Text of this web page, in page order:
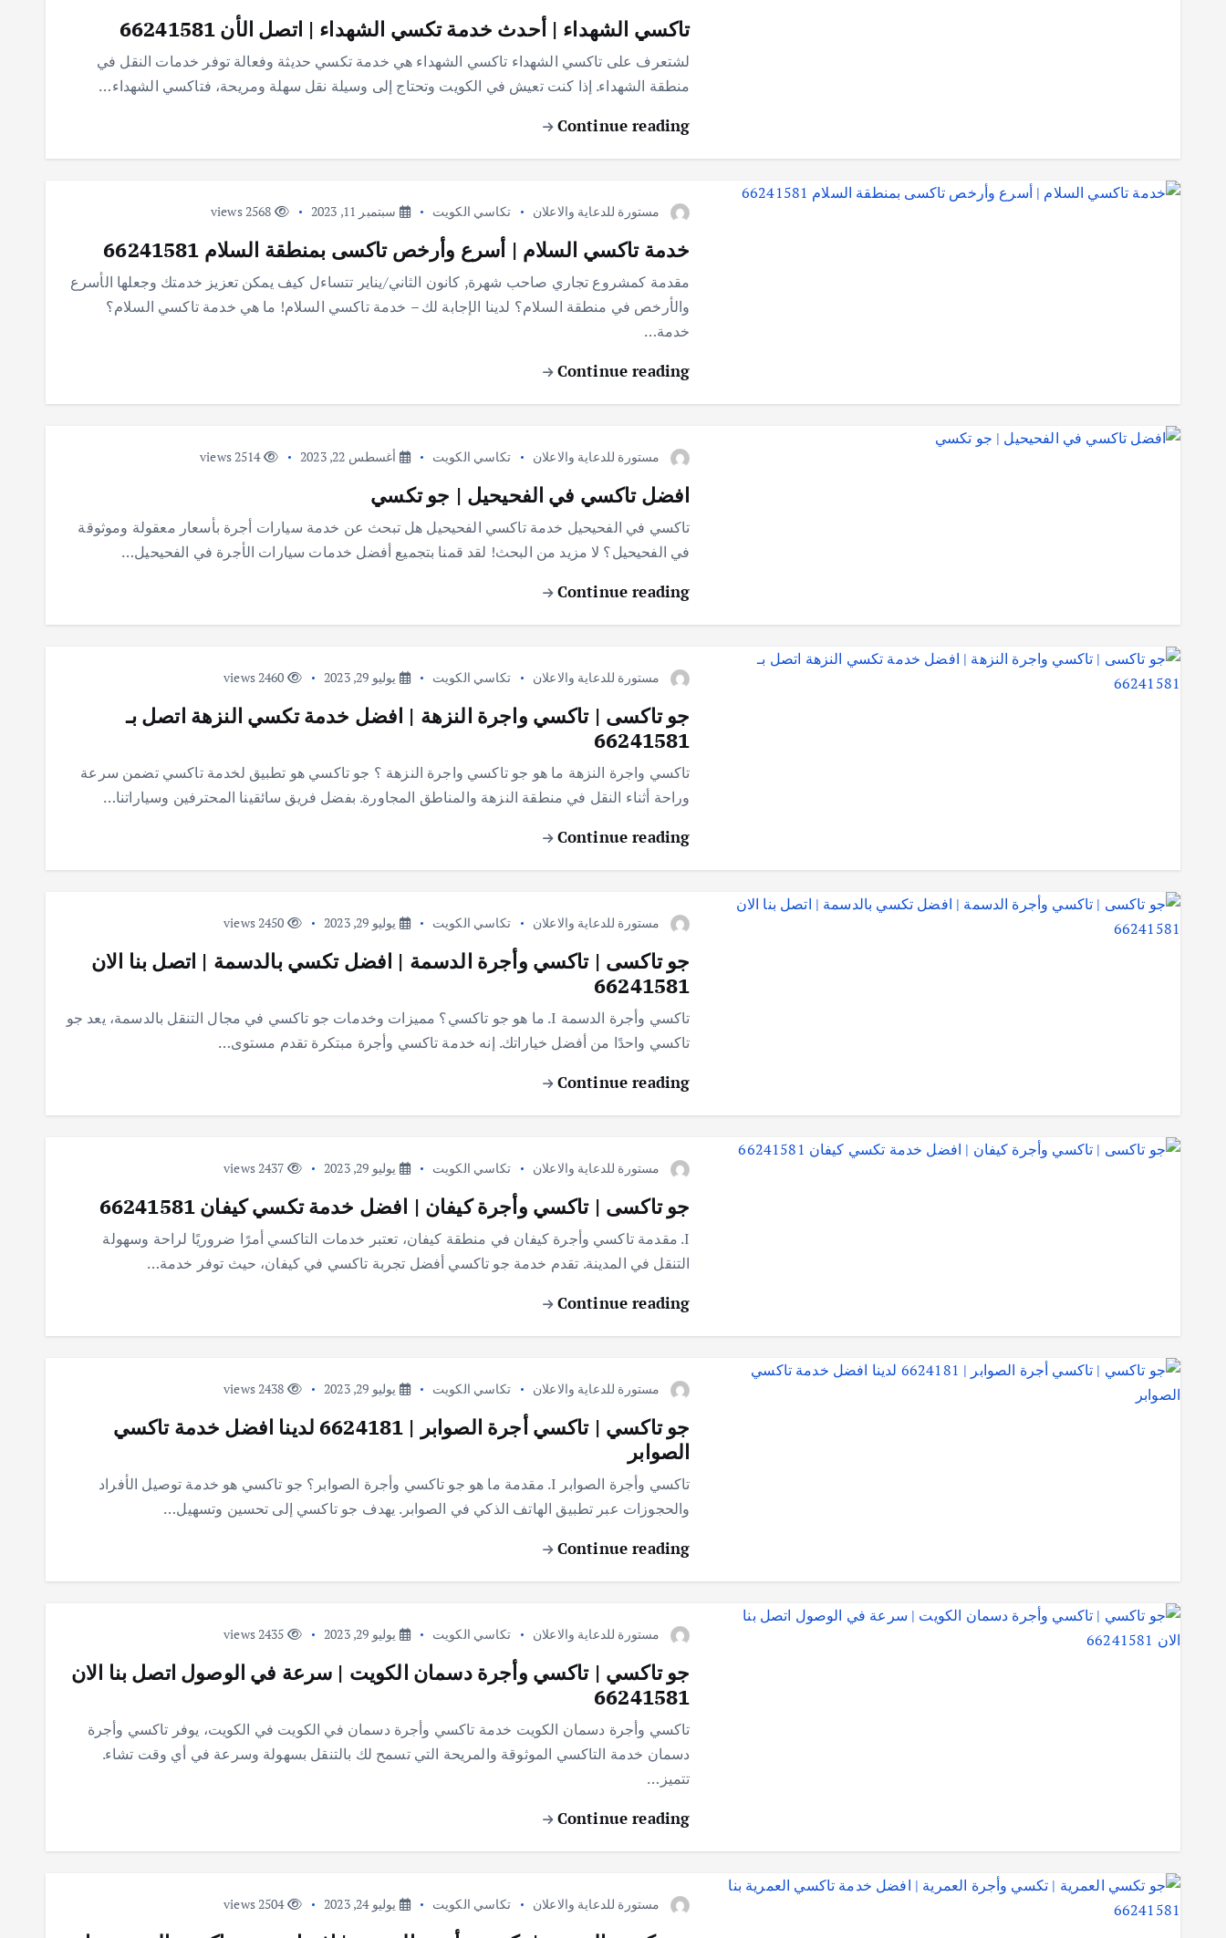
تاكسي الشهداء | أحدث خدمة تكسي الشهداء | اتصل الأن 66241581
لشتعرف على تاكسي الشهداء تاكسي الشهداء هي خدمة تكسي حديثة وفعالة توفر خدمات النقل في
منطقة الشهداء. إذا كنت تعيش في الكويت وتحتاج إلى وسيلة نقل سهلة ومريحة، فتاكسي الشهداء…
Continue reading
مستورة للدعاية والاعلان تكاسي الكويت سبتمبر 11, 2023
خدمة تاكسي السلام | أسرع وأرخص تاكسى بمنطقة السلام 66241581
مقدمة كمشروع تجاري صاحب شهرة, كانون الثاني/يناير تتساءل كيف يمكن تعزيز خدمتك وجعلها الأسرع
والأرخص في منطقة السلام؟ لدينا الإجابة لك – خدمة تاكسي السلام! ما هي خدمة تاكسي السلام؟
خدمة…
Continue reading
مستورة للدعاية والاعلان تكاسي الكويت أغسطس 22, 2023 2514 views
افضل تاكسي في الفحيحيل | جو تكسي
تاكسي في الفحيحيل خدمة تاكسي الفحيحيل هل تبحث عن خدمة سيارات أجرة بأسعار معقولة وموثوقة
في الفحيحيل؟ لا مزيد من البحث! لقد قمنا بتجميع أفضل خدمات سيارات الأجرة في الفحيحيل…
Continue reading
مستورة للدعاية والاعلان تكاسي الكويت يوليو 29, 2023
جو تاكسى | تاكسي واجرة النزهة | افضل خدمة تكسي النزهة اتصل بـ
66241581
تاكسي واجرة النزهة ما هو جو تاكسي واجرة النزهة ؟ جو تاكسي هو تطبيق لخدمة تاكسي تضمن سرعة
وراحة أثناء النقل في منطقة النزهة والمناطق المجاورة. بفضل فريق سائقينا المحترفين وسياراتنا…
Continue reading
مستورة للدعاية والاعلان تكاسي الكويت يوليو 29, 2023
جو تاكسى | تاكسي وأجرة الدسمة | افضل تكسي بالدسمة | اتصل بنا الان
66241581
تاكسي وأجرة الدسمة I. ما هو جو تاكسي؟ مميزات وخدمات جو تاكسي في مجال التنقل بالدسمة، يعد جو
تاكسي واحدًا من أفضل خياراتك. إنه خدمة تاكسي وأجرة مبتكرة تقدم مستوى…
Continue reading
مستورة للدعاية والاعلان تكاسي الكويت يوليو 29, 2023
جو تاكسى | تاكسي وأجرة كيفان | افضل خدمة تكسي كيفان 66241581
​I. مقدمة تاكسي وأجرة كيفان في منطقة كيفان، تعتبر خدمات التاكسي أمرًا ضروريًا لراحة وسهولة
التنقل في المدينة. تقدم خدمة جو تاكسي أفضل تجربة تاكسي في كيفان، حيث توفر خدمة…
Continue reading
مستورة للدعاية والاعلان تكاسي الكويت يوليو 29, 2023
جو تاكسي | تاكسي أجرة الصوابر | 6624181 لدينا افضل خدمة تاكسي
الصوابر
تاكسي وأجرة الصوابر I. مقدمة ما هو جو تاكسي وأجرة الصوابر؟ جو تاكسي هو خدمة توصيل الأفراد
والحجوزات عبر تطبيق الهاتف الذكي في الصوابر. يهدف جو تاكسي إلى تحسين وتسهيل…
Continue reading
مستورة للدعاية والاعلان تكاسي الكويت يوليو 29, 2023
جو تاكسي | تاكسي وأجرة دسمان الكويت | سرعة في الوصول اتصل بنا الان
66241581
تاكسي وأجرة دسمان الكويت خدمة تاكسي وأجرة دسمان في الكويت في الكويت، يوفر تاكسي وأجرة
دسمان خدمة التاكسي الموثوقة والمريحة التي تسمح لك بالتنقل بسهولة وسرعة في أي وقت تشاء.
تتميز…
Continue reading
مستورة للدعاية والاعلان تكاسي الكويت يوليو 24, 2023 2504 views